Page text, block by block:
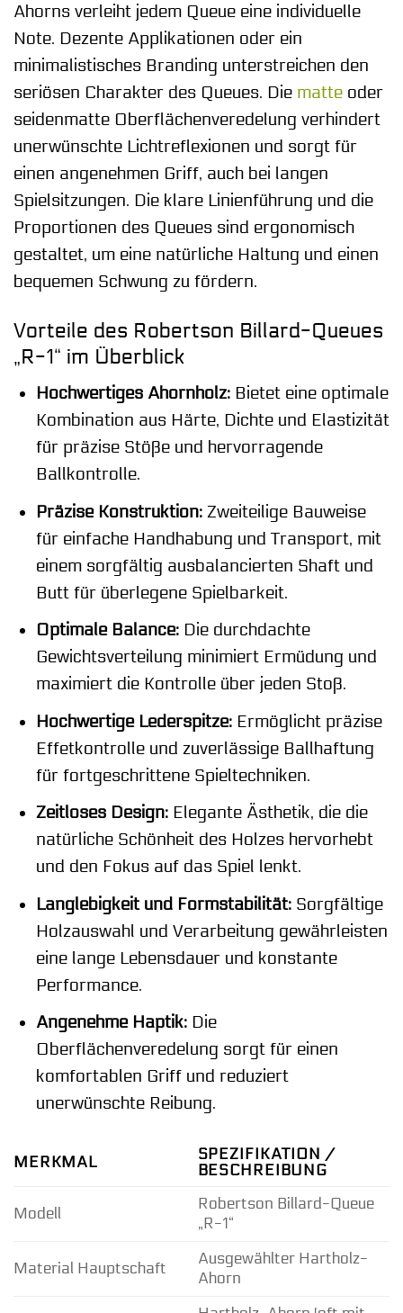
Ahorns verleiht jedem Queue eine individuelle
Note. Dezente Applikationen oder ein
minimalistisches Branding unterstreichen den
seriösen Charakter des Queues. Die matte oder
seidenmatte Oberflächenveredelung verhindert
unerwünschte Lichtreflexionen und sorgt für
einen angenehmen Griff, auch bei langen
Spielsitzungen. Die klare Linienführung und die
Proportionen des Queues sind ergonomisch
gestaltet, um eine natürliche Haltung und einen
bequemen Schwung zu fördern.
Vorteile des Robertson Billard-Queues
„R-1“ im Überblick
Hochwertiges Ahornholz:Bietet eine optimale
Kombination aus Härte, Dichte und Elastizität
für präzise Stöße und hervorragende
Ballkontrolle.
Präzise Konstruktion:Zweiteilige Bauweise
für einfache Handhabung und Transport, mit
einem sorgfältig ausbalancierten Shaft und
Butt für überlegene Spielbarkeit.
Optimale Balance:Die durchdachte
Gewichtsverteilung minimiert Ermüdung und
maximiert die Kontrolle über jeden Stoß.
Hochwertige Lederspitze:Ermöglicht präzise
Effetkontrolle und zuverlässige Ballhaftung
für fortgeschrittene Spieltechniken.
Zeitloses Design:Elegante Ästhetik, die die
natürliche Schönheit des Holzes hervorhebt
und den Fokus auf das Spiel lenkt.
Langlebigkeit und Formstabilität:Sorgfältige
Holzauswahl und Verarbeitung gewährleisten
eine lange Lebensdauer und konstante
Performance.
Angenehme Haptik:Die
Oberflächenveredelung sorgt für einen
komfortablen Griff und reduziert
unerwünschte Reibung.
MERKMAL
SPEZIFIKATION /
BESCHREIBUNG
Modell
Robertson Billard-Queue
„R-1“
Material Hauptschaft
Ausgewählter Hartholz-
Ahorn